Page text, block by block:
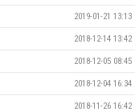
2019-01-21 13:13
2018-12-14 13:42
2018-12-05 08:45
2018-12-04 16:34
2018-11-26 16:42